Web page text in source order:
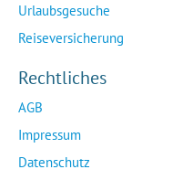
Urlaubsgesuche
Reiseversicherung
Rechtliches
AGB
Impressum
Datenschutz